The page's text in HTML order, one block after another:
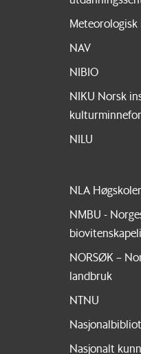
NAV
NIBIO
NIKU Norsk
NILU
NLA
NMBU -
NORSØK –
landbruk
NTNU
Nasjonalt